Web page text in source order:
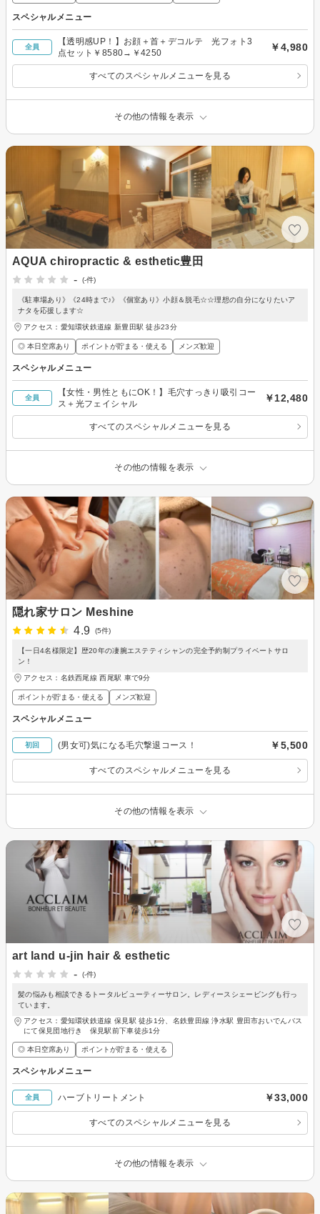
スペシャルメニュー
全員
【透明感UP！】お顔＋首＋デコルテ 光フォト3
点セット￥8580→￥4250
￥4,980
すべてのスペシャルメニューを見る
その他の情報を表示
AQUA chiropractic & esthetic豊田
-
(-件)
《駐車場あり》《24時まで♪》《個室あり》小顔＆脱毛☆☆理想の自分になりたいア
ナタを応援します☆
アクセス：愛知環状鉄道線 新豊田駅 徒歩23分
◎ 本日空席あり ポイントが貯まる・使える メンズ歓迎
スペシャルメニュー
全員
【女性・男性ともにOK！】毛穴すっきり吸引コー
ス＋光フェイシャル
￥12,480
すべてのスペシャルメニューを見る
その他の情報を表示
隠れ家サロン Meshine
4.9
(5件)
【一日4名様限定】歴20年の凄腕エステティシャンの完全予約制プライベートサロ
ン！
アクセス：名鉄西尾線 西尾駅 車で9分
ポイントが貯まる・使える メンズ歓迎
スペシャルメニュー
初回 (男女可)気になる毛穴撃退コース！ ￥5,500
すべてのスペシャルメニューを見る
その他の情報を表示
art land u-jin hair & esthetic
-
(-件)
髪の悩みも相談できるトータルビューティーサロン。レディースシェービングも行っ
ています。
アクセス：愛知環状鉄道線 保見駅 徒歩1分、名鉄豊田線 浄水駅 豊田市おいでんバス
にて保見団地行き 保見駅前下車徒歩1分
◎ 本日空席あり ポイントが貯まる・使える
スペシャルメニュー
全員 ハーブトリートメント ￥33,000
すべてのスペシャルメニューを見る
その他の情報を表示